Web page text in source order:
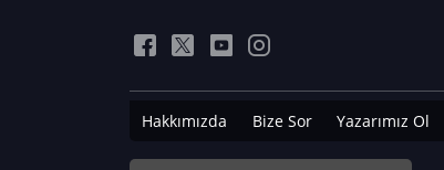
Hakkımızda Bize Sor Yazarımız Ol